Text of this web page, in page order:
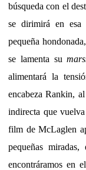
búsqueda con el
se dirimirá en esa
pequeña
se lamenta su
alimentará la
encabeza Rankin,
indirecta que
film de McLaglen
pequeñas
encontráramos en